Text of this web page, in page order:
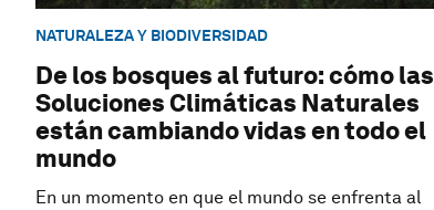
NATURALEZA Y BIODIVERSIDAD
De los bosques al futuro: cómo las
Soluciones Climáticas Naturales
están cambiando vidas en todo el
mundo
En un momento en que el mundo se enfrenta al